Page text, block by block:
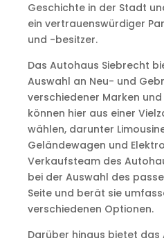
Geschichte in der Stadt
ein vertrauenswürdiger
und -besitzer.
Das Autohaus Siebrecht
Auswahl an Neu- und
verschiedener Marken
können hier aus einer
wählen, darunter
Geländewagen und
Verkaufsteam des
bei der Auswahl des
Seite und berät sie
verschiedenen Optionen.
Darüber hinaus bietet das